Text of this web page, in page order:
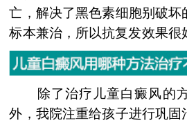
亡，解决了黑色素细胞别破坏
标本兼治，所以抗复发效果很
除了治疗儿童白癜风的方
外，我院注重给孩子进行巩固